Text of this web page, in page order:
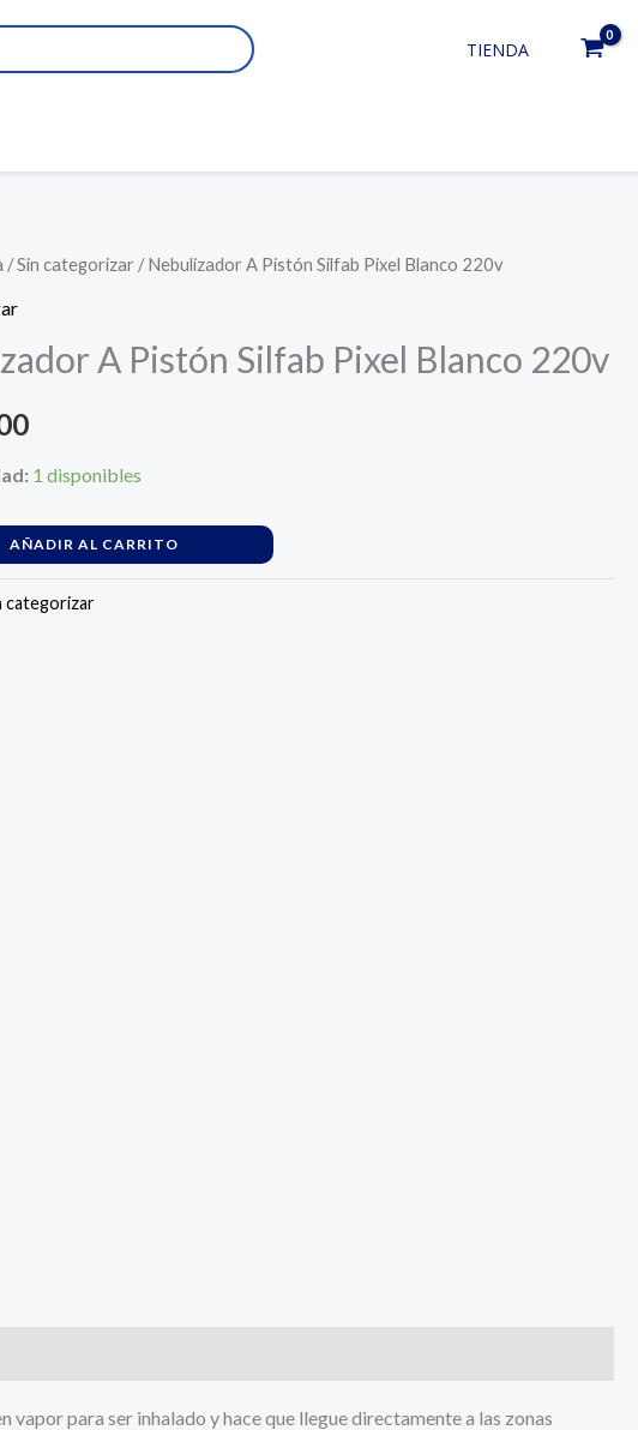
TIENDA
/Sin categorizar / Nebulizador A Pistón Silfab Pixel Blanco 220v
A Pistón Silfab Pixel Blanco 220v
1 disponibles
AÑADIR AL CARRITO
categorizar
para ser inhalado y hace que llegue directamente a las zonas